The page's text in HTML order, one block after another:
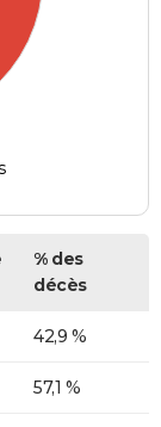
% des
décès
42,9 %
57,1 %